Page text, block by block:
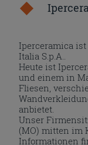
Iperceramica
Italia S.p.A..
Heute ist
und einem in
Fliesen,
anbietet.
Unser
(MO) mitten im
Informationen